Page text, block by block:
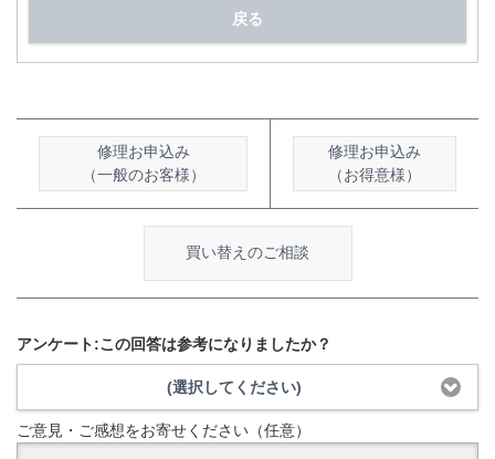
戻る
修理お申込み
（一般のお客様）
修理お申込み
（お得意様）
買い替えのご相談
アンケート:この回答は参考になりましたか？
(選択してください)
ご意見・ご感想をお寄せください（任意）